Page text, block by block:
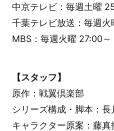
中京テレビ：毎週土曜
千葉テレビ放送：毎週火
MBS：毎週火曜 27:00～
【スタッフ】
原作：戦翼倶楽部
シリーズ構成・脚本：長
キャラクター原案：藤真